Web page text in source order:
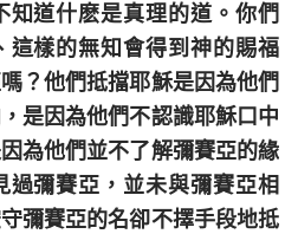
知道什麽是真理的道。你們
這樣的無知會得到神的賜福
？他們抵擋耶穌是因為他們
是因為他們不認識耶穌口中
為他們並不了解彌賽亞的緣
過彌賽亞，並未與彌賽亞相
彌賽亞的名卻不擇手段地抵